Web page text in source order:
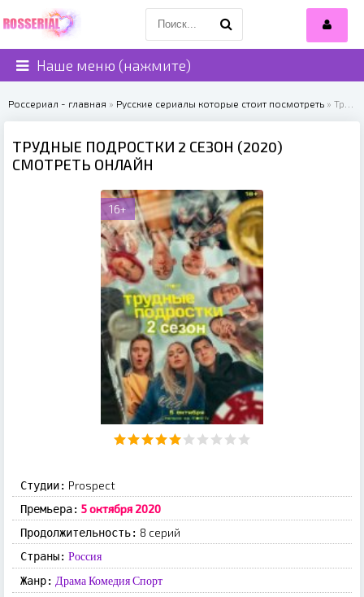
Наше меню (нажмите)
Россериал - главная » Русские сериалы которые стоит посмотреть » Трудные подростки 2 сезон (2020)
ТРУДНЫЕ ПОДРОСТКИ 2 СЕЗОН (2020)
СМОТРЕТЬ ОНЛАЙН
16+
Студии: Prospect
Премьера: 5 октября 2020
Продолжительность: 8 серий
Страны: Россия
Жанр: Драма Комедия Спорт